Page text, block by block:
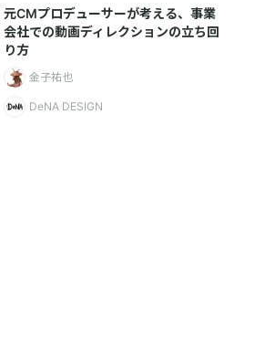
元CMプロデューサーが考える、事業
会社での動画ディレクションの立ち回
り方
金子祐也
DeNA DESIGN